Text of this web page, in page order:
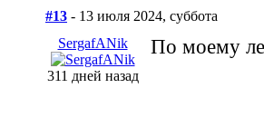
#13 - 13 июля 2024, суббота
SergafANik
311 дней назад
По моему